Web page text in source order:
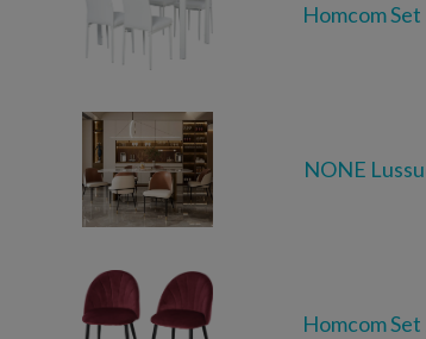
Homcom
NONE
Homcom